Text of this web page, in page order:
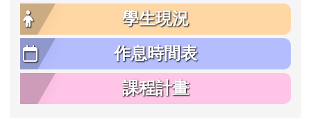
學生現況
作息時間表
課程計畫